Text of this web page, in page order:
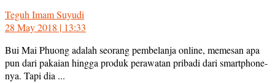
Teguh Imam Suyudi
28 May 2018 | 13:33
Bui Mai Phuong adalah seorang pembelanja online, memesan apa
pun dari pakaian hingga produk perawatan pribadi dari smartphone-
nya. Tapi dia ...